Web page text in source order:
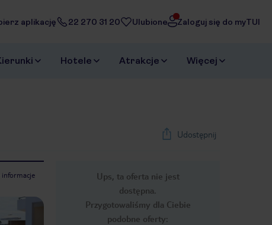
aplikację 22 270 31 20 Ulubione Zaloguj się do myTUI
Hotele Atrakcje Więcej
Udostępnij
Ups, ta oferta nie jest
dostępna.
Przygotowaliśmy dla Ciebie
podobne oferty:
informacje
Next slide
1 /33